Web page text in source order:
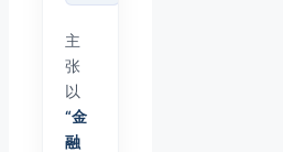
主
张
以
“金
融